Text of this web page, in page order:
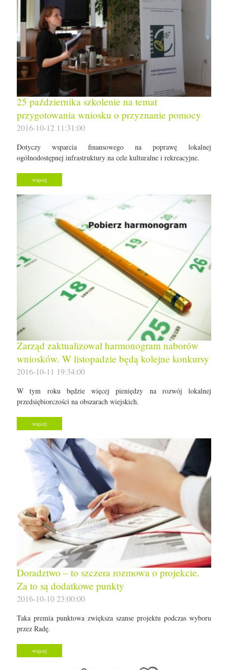
25 października szkolenie na temat
przygotowania wniosku o przyznanie pomocy
2016-10-12 11:31:00
Dotyczy wsparcia finansowego na poprawę lokalnej
ogólnodostępnej infrastruktury na cele kulturalne i rekreacyjne.
więcej
Zarząd zaktualizował harmonogram naborów
wniosków. W listopadzie będą kolejne konkursy
2016-10-11 19:34:00
W tym roku będzie więcej pieniędzy na rozwój lokalnej
przedsiębiorczości na obszarach wiejskich.
więcej
Doradztwo – to szczera rozmowa o projekcie.
Za to są dodatkowe punkty
2016-10-10 23:00:00
Taka premia punktowa zwiększa szanse projektu podczas wyboru
przez Radę.
więcej